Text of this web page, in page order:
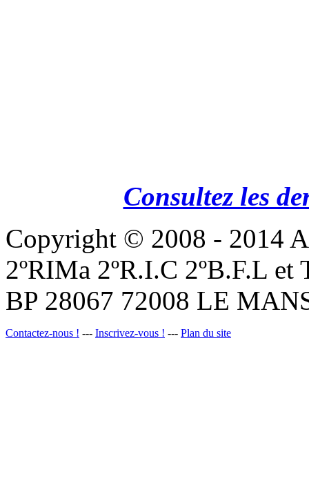
Consultez les
Copyright © 2008 - 2014
2ºRIMa 2ºR.I.C 2ºB.F.L
BP 28067 72008 LE
Contactez-nous ! --- Inscrivez-vous ! --- Plan du site